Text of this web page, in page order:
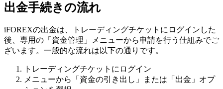
出金手続きの流れ
iFOREXの出金は、トレーディングチケットにログインした
後、専用の「資金管理」メニューから申請を行う仕組みでご
ざいます。一般的な流れは以下の通りです。
トレーディングチケットにログイン
メニューから「資金の引き出し」または「出金」オプ